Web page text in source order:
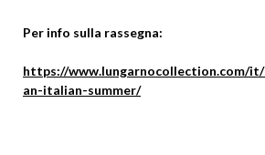
Per info sulla rassegna:
https://www.lungarnocollection.com/
an-italian-summer/